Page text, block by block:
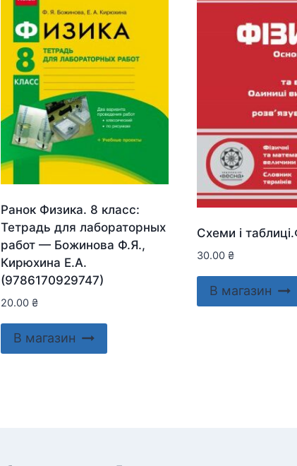
Ранок Физика. 8 класс:
Тетрадь для лабораторных
работ — Божинова Ф.Я.,
Кирюхина Е.А.
(9786170929747)
20.00 ₴
В магазин
Схеми і
30.00 ₴
В магазин